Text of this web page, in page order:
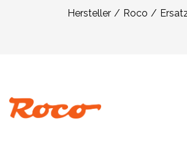
Hersteller Roco